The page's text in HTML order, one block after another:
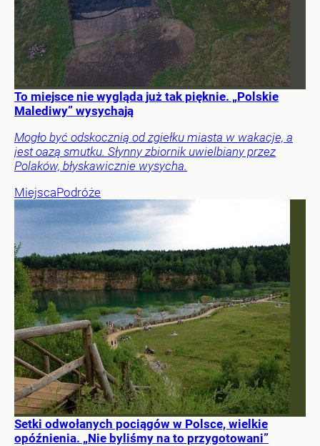
To miejsce nie wygląda już tak pięknie. „Polskie
Malediwy” wysychają
Mogło być odskocznią od zgiełku miasta w wakacje, a
jest oazą smutku. Słynny zbiornik uwielbiany przez
Polaków, błyskawicznie wysycha.
MiejscaPodróże
Setki odwołanych pociągów w Polsce, wielkie
opóźnienia. „Nie byliśmy na to przygotowani”